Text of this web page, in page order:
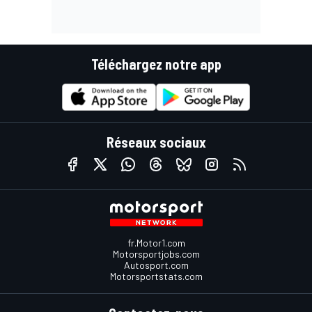
Téléchargez notre app
Réseaux sociaux
fr.Motor1.com
Motorsportjobs.com
Autosport.com
Motorsportstats.com